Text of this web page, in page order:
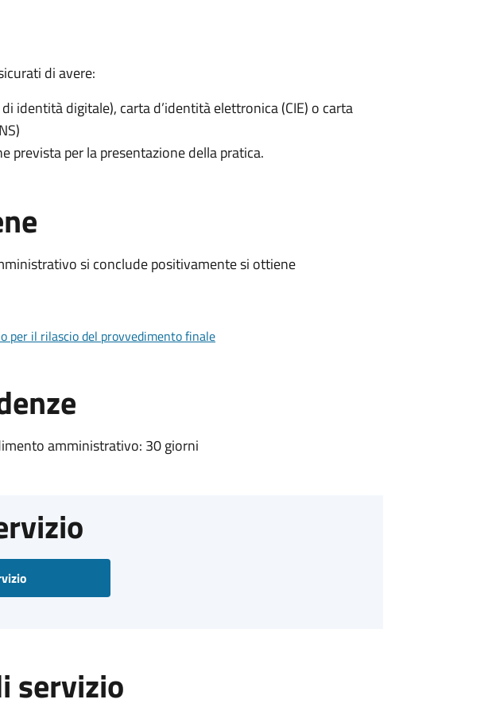
di avere:
identità digitale), carta d’identità elettronica (CIE) o carta
prevista per la presentazione della pratica.
si conclude positivamente si ottiene
per il rilascio del provvedimento finale
amministrativo: 30 giorni
servizio